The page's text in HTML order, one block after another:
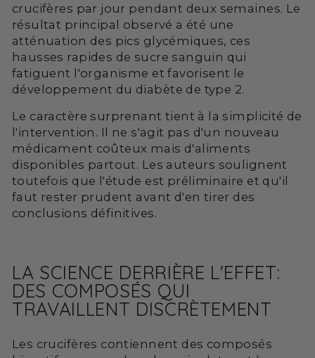
crucifères par jour pendant deux semaines. Le
résultat principal observé a été une
atténuation des pics glycémiques, ces
hausses rapides de sucre sanguin qui
fatiguent l'organisme et favorisent le
développement du diabète de type 2.
Le caractère surprenant tient à la simplicité de
l'intervention. Il ne s'agit pas d'un nouveau
médicament coûteux mais d'aliments
disponibles partout. Les auteurs soulignent
toutefois que l'étude est préliminaire et qu'il
faut rester prudent avant d'en tirer des
conclusions définitives.
LA SCIENCE DERRIÈRE L'EFFET:
DES COMPOSÉS QUI
TRAVAILLENT DISCRÈTEMENT
Les crucifères contiennent des composés